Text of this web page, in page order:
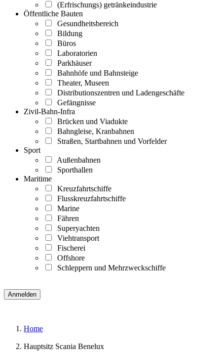
(Erfrischungs) getränkeindustrie
Öffentliche Bauten
Gesundheitsbereich
Bildung
Büros
Laboratorien
Parkhäuser
Bahnhöfe und Bahnsteige
Theater, Museen
Distributionszentren und Ladengeschäfte
Gefängnisse
Zivil-Bahn-Infra
Brücken und Viadukte
Bahngleise, Kranbahnen
Straßen, Startbahnen und Vorfelder
Sport
Außenbahnen
Sporthallen
Maritime
Kreuzfahrtschiffe
Flusskreuzfahrtschiffe
Marine
Fähren
Superyachten
Viehtransport
Fischerei
Offshore
Schleppern und Mehrzweckschiffe
Home
Hauptsitz Scania Benelux